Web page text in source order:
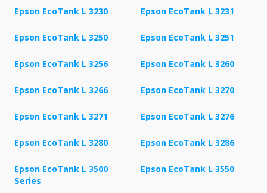
Epson EcoTank L 3230 Epson EcoTank L 3231
Epson EcoTank L 3250 Epson EcoTank L 3251
Epson EcoTank L 3256 Epson EcoTank L 3260
Epson EcoTank L 3266 Epson EcoTank L 3270
Epson EcoTank L 3271 Epson EcoTank L 3276
Epson EcoTank L 3280 Epson EcoTank L 3286
Epson EcoTank L 3500
Series
Epson EcoTank L 3550